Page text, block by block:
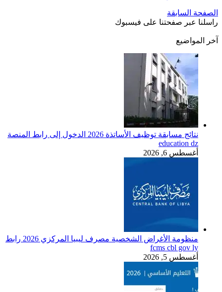
الصفحة السابقة
راسلنا عبر صفحتنا على فيسبوك
آخر المواضيع
نتائج مسابقة توظيف الأساتذة 2026 الدخول إلى رابط المنصة
education dz
أغسطس 6, 2026
منظومة الأغراض الشخصية مصرف ليبيا المركزي 2026 رابط
fcms cbl gov ly
أغسطس 5, 2026